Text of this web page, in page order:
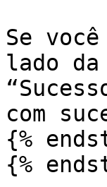
Se
lado da
com
{%
{%